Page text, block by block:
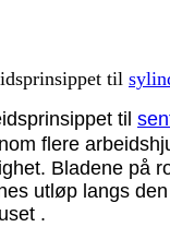
til
til
flere
Bladene på
utløp langs
.